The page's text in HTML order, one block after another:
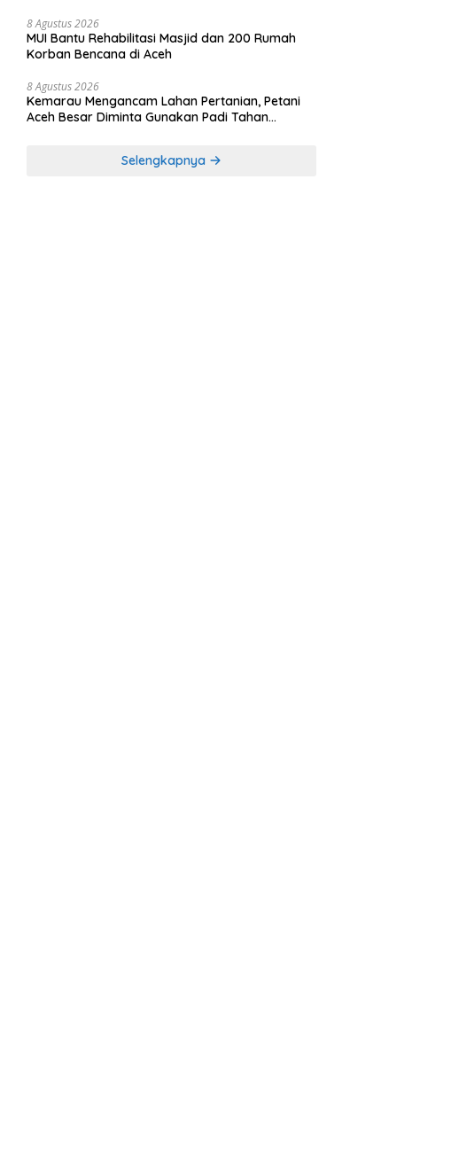
8 Agustus 2026
MUI Bantu Rehabilitasi Masjid dan 200 Rumah
Korban Bencana di Aceh
8 Agustus 2026
Kemarau Mengancam Lahan Pertanian, Petani
Aceh Besar Diminta Gunakan Padi Tahan
Selengkapnya